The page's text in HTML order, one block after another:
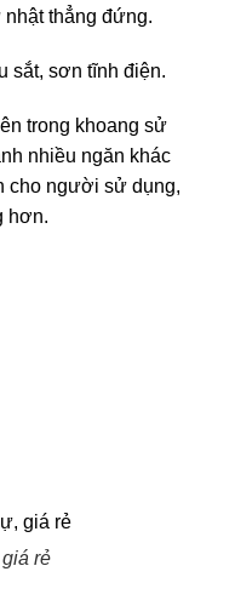
thẳng đứng.
sắt, sơn tĩnh điện.
trong khoang sử
nhiều ngăn khác
cho người sử dụng,
hơn.
rẻ